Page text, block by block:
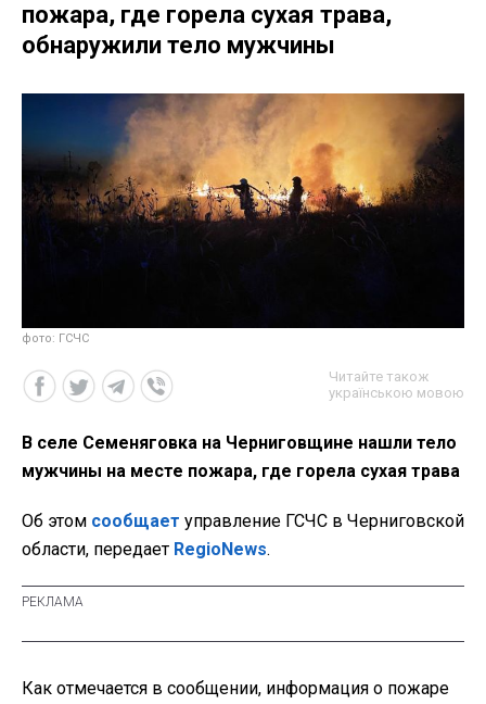
пожара, где горела сухая трава,
обнаружили тело мужчины
фото: ГСЧС
Читайте також
українською мовою
В селе Семеняговка на Черниговщине нашли тело
мужчины на месте пожара, где горела сухая трава
Об этом сообщает управление ГСЧС в Черниговской
области, передает RegioNews.
Как отмечается в сообщении, информация о пожаре